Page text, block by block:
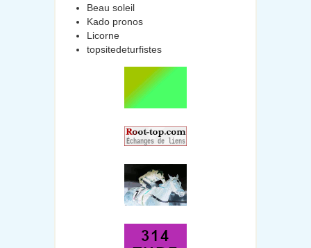
Beau soleil
Kado pronos
Licorne
topsitedeturfistes